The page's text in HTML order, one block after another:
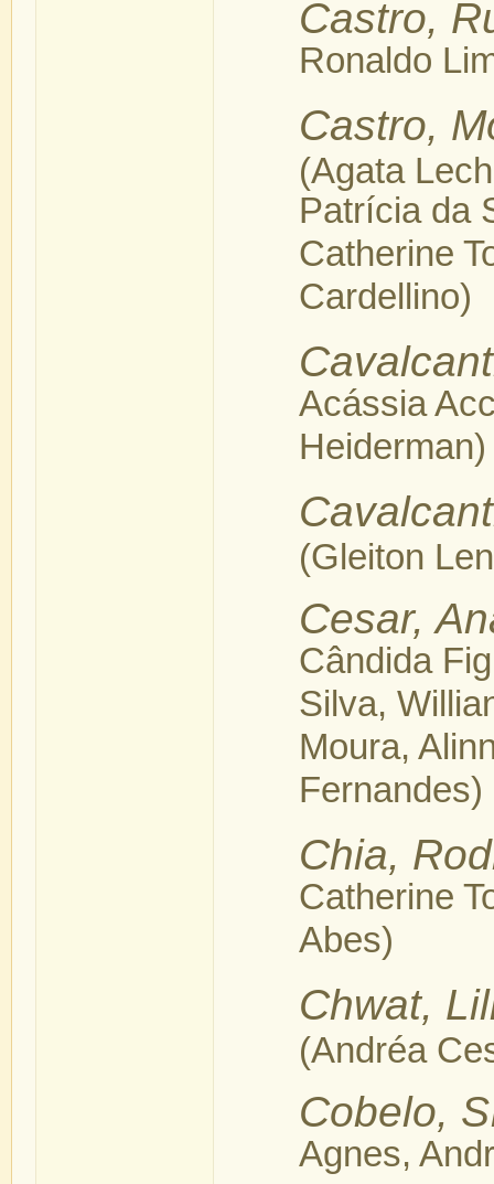
Castro,
Ronaldo
Castro,
(Agata
Patrí­cia da
Catherine
Cardellino)
Acássia
Heiderman)
(Gleiton
Cesar,
Cândida
Silva,
Moura,
Fernandes)
Chia,
Catherine
Abes)
Chwat,
(Andréa
Cobelo,
Agnes,